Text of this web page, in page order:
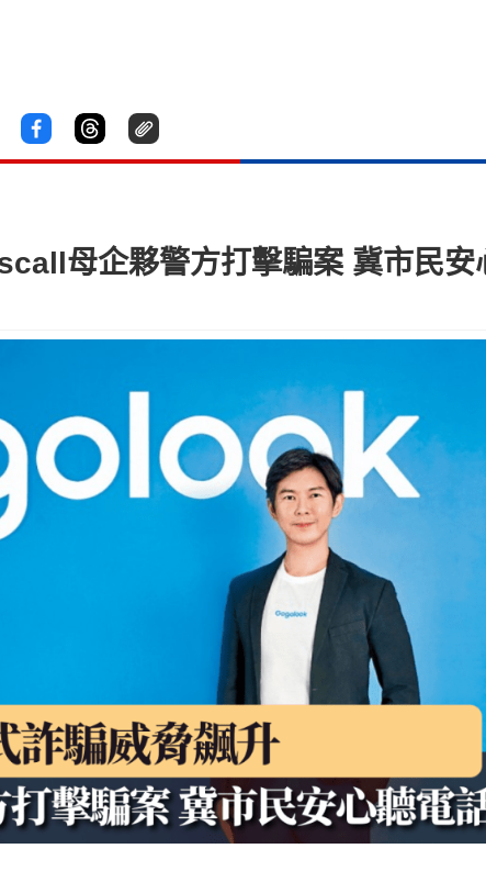
母企夥警方打擊騙案 冀市民安